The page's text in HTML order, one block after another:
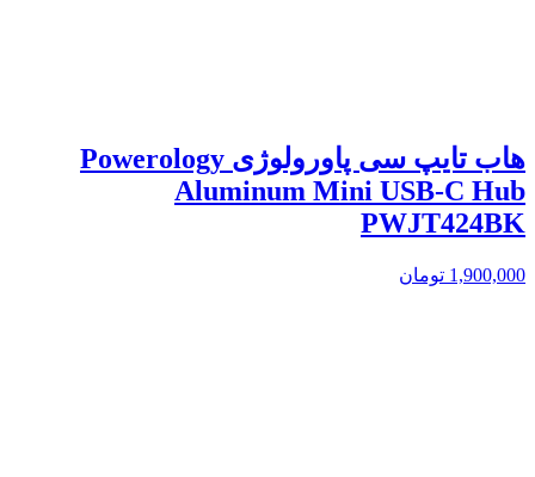
هاب تایپ سی پاورولوژی Powerology
Aluminum Mini USB-C Hub
PWJT424BK
1,900,000 تومان